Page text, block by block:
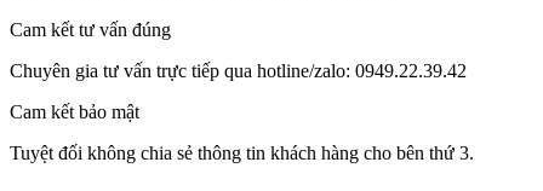
Cam kết tư vấn đúng
Chuyên gia tư vấn trực tiếp qua hotline/zalo: 0949.22.39.42
Cam kết bảo mật
Tuyệt đối không chia sẻ thông tin khách hàng cho bên thứ 3.